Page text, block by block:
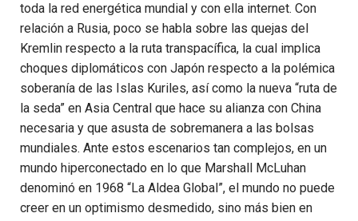
toda la red energética mundial y con ella internet. Con
relación a Rusia, poco se habla sobre las quejas del
Kremlin respecto a la ruta transpacífica, la cual implica
choques diplomáticos con Japón respecto a la polémica
soberanía de las Islas Kuriles, así como la nueva “ruta de
la seda” en Asia Central que hace su alianza con China
necesaria y que asusta de sobremanera a las bolsas
mundiales. Ante estos escenarios tan complejos, en un
mundo hiperconectado en lo que Marshall McLuhan
denominó en 1968 “La Aldea Global”, el mundo no puede
creer en un optimismo desmedido, sino más bien en